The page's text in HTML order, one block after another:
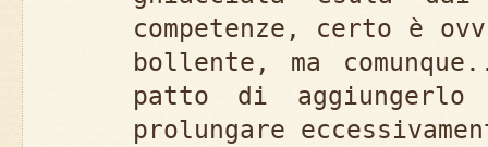
competenze, certo è
bollente, ma
patto di
prolungare